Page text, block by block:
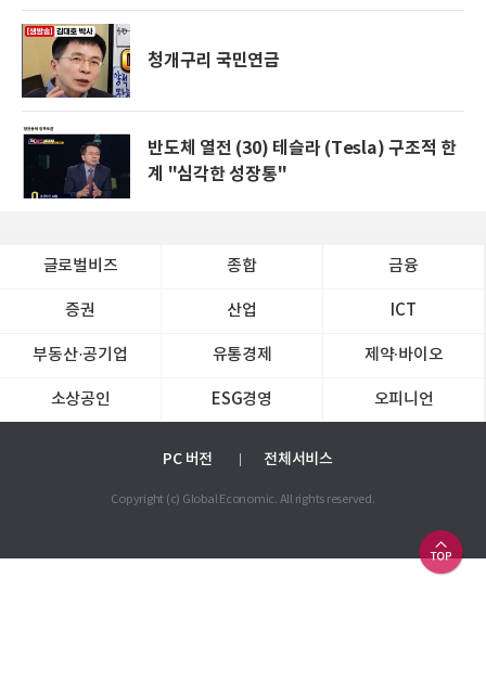
청개구리 국민연금
반도체 열전 (30) 테슬라 (Tesla) 구조적 한
계 "심각한 성장통"
글로벌비즈 종합 금융
증권 산업 ICT
부동산·공기업 유통경제 제약∙바이오
소상공인 ESG경영 오피니언
PC 버전 전체서비스
Copyright (c) Global Economic. All rights reserved.